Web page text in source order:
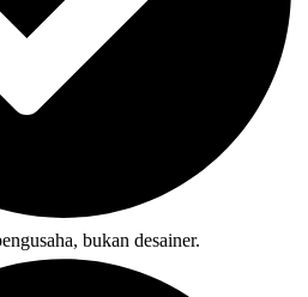
bukan desainer.